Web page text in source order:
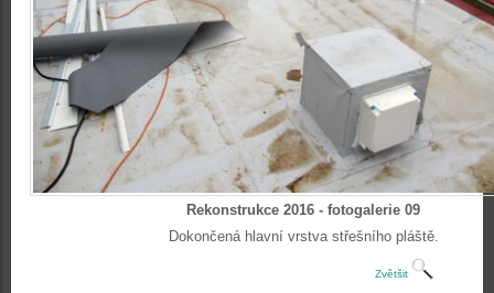
Rekonstrukce 2016 - fotogalerie 09
Dokončená hlavní vrstva střešního pláště.
Zvětšit